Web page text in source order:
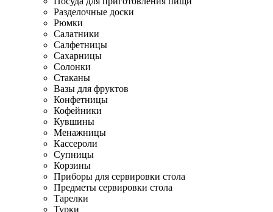
Разделочные доски
Рюмки
Салатники
Салфетницы
Сахарницы
Солонки
Стаканы
Вазы для фруктов
Конфетницы
Кофейники
Кувшины
Менажницы
Кассероли
Супницы
Корзины
Приборы для сервировки стола
Предметы сервировки стола
Тарелки
Турки